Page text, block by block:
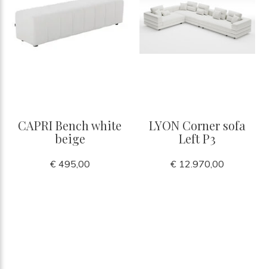
CAPRI Bench white
beige
€ 495,00
LYON Corner sofa
Left P3
€ 12.970,00